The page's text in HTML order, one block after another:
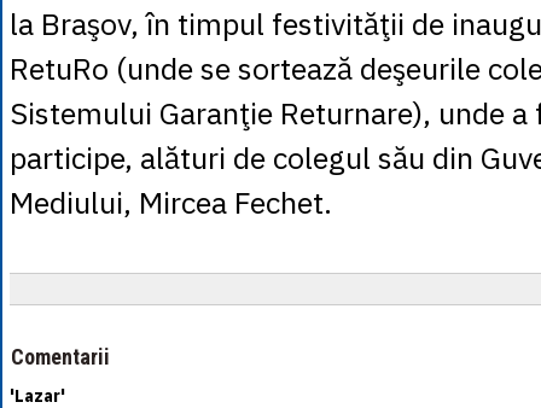
la Braşov, în timpul festivităţii de
RetuRo (unde se sortează deşeurile
Sistemului Garanţie Returnare), unde
participe, alături de colegul său din
Mediului, Mircea Fechet.
Comentarii
'Lazar'